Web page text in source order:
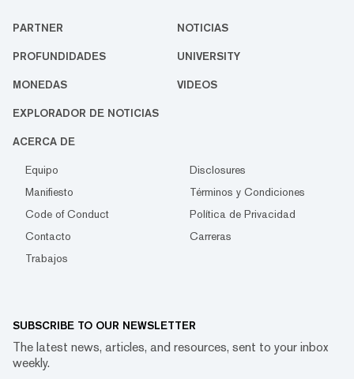
PARTNER NOTICIAS
PROFUNDIDADES UNIVERSITY
MONEDAS VIDEOS
EXPLORADOR DE NOTICIAS
ACERCA DE
Equipo
Disclosures
Manifiesto
Términos y Condiciones
Code of Conduct
Política de Privacidad
Contacto
Carreras
Trabajos
SUBSCRIBE TO OUR NEWSLETTER
The latest news, articles, and resources, sent to your inbox
weekly.